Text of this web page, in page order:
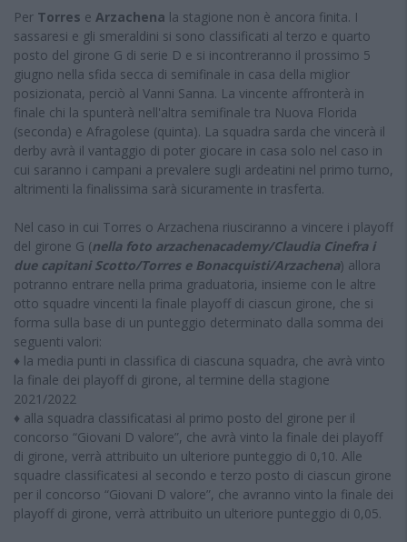
Per Torres e Arzachena la stagione non è ancora finita. I
sassaresi e gli smeraldini si sono classificati al terzo e quarto
posto del girone G di serie D e si incontreranno il prossimo 5
giugno nella sfida secca di semifinale in casa della miglior
posizionata, perciò al Vanni Sanna. La vincente affronterà in
finale chi la spunterà nell'altra semifinale tra Nuova Florida
(seconda) e Afragolese (quinta). La squadra sarda che vincerà il
derby avrà il vantaggio di poter giocare in casa solo nel caso in
cui saranno i campani a prevalere sugli ardeatini nel primo turno,
altrimenti la finalissima sarà sicuramente in trasferta.
Nel caso in cui Torres o Arzachena riusciranno a vincere i playoff
del girone G (nella foto arzachenacademy/Claudia Cinefra i
due capitani Scotto/Torres e Bonacquisti/Arzachena) allora
potranno entrare nella prima graduatoria, insieme con le altre
otto squadre vincenti la finale playoff di ciascun girone, che si
forma sulla base di un punteggio determinato dalla somma dei
seguenti valori:
♦ la media punti in classifica di ciascuna squadra, che avrà vinto
la finale dei playoff di girone, al termine della stagione
2021/2022
♦ alla squadra classificatasi al primo posto del girone per il
concorso “Giovani D valore”, che avrà vinto la finale dei playoff
di girone, verrà attribuito un ulteriore punteggio di 0,10. Alle
squadre classificatesi al secondo e terzo posto di ciascun girone
per il concorso “Giovani D valore”, che avranno vinto la finale dei
playoff di girone, verrà attribuito un ulteriore punteggio di 0,05.